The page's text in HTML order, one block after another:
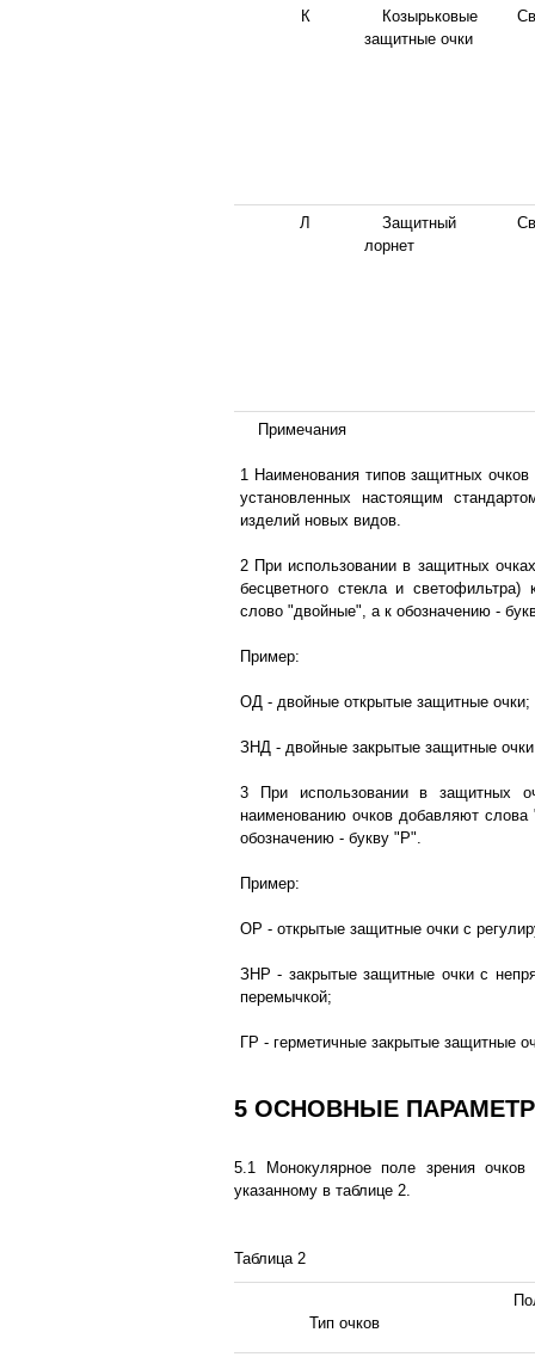
К
Козырьковые
защитные очки
Л
Защитный
лорнет
Примечания
1 Наименования типов защитных
установленных настоящим
изделий новых видов.
2 При использовании в защитных
бесцветного стекла и
слово "двойные", а к обозначению -
Пример:
ОД - двойные открытые защитные очки;
ЗНД - двойные закрытые защитные
3 При использовании в защитных
наименованию очков добавляют
обозначению - букву "Р".
Пример:
ОР - открытые защитные очки с
ЗНР - закрытые защитные очки с
перемычкой;
ГР - герметичные закрытые защитные
5 ОСНОВНЫЕ
5.1 Монокулярное поле зрения очков
указанному в таблице 2.
Таблица 2
Тип очков